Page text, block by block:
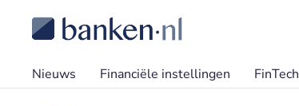
Nieuws Financiële instellingen FinTech